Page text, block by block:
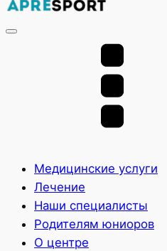
Медицинские услуги
Лечение
Наши специалисты
Родителям юниоров
О центре